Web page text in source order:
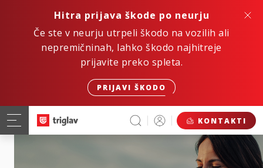
Hitra prijava škode po neurju
Če ste v neurju utrpeli škodo na vozilih ali
nepremičninah, lahko škodo najhitreje
prijavite preko spleta.
PRIJAVI ŠKODO
KONTAKTI